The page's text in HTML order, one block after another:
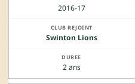
2016-17
Swinton Lions
2 ans